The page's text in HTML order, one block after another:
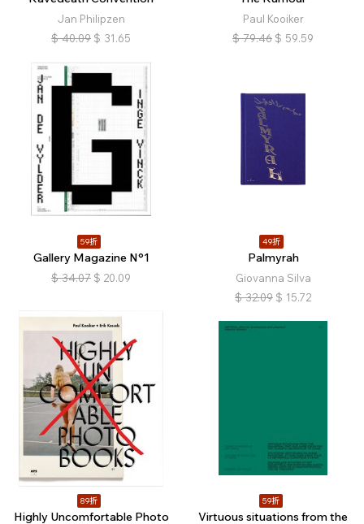
Jan Philipzen
$ 40.09 $ 31.65
Paul Kooiker
$ 79.46 $ 59.59
59折
Gallery Magazine N°1
$ 34.07 $ 20.09
49折
Palmyrah
Giovanna Silva
$ 32.09 $ 15.72
89折
Highly Uncomfortable Photo
59折
Virtuous situations from the